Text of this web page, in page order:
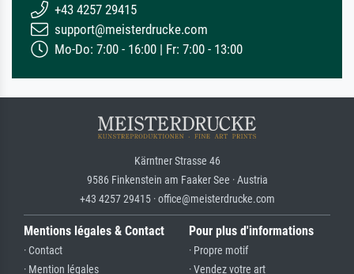
+43 4257 29415
support@meisterdrucke.com
Mo-Do: 7:00 - 16:00 | Fr: 7:00 - 13:00
Kärntner Strasse 46
9586 Finkenstein am Faaker See · Austria
+43 4257 29415 · office@meisterdrucke.com
Mentions légales & Contact
· Contact
· Mention légales
Pour plus d'informations
· Propre motif
· Vendez votre art